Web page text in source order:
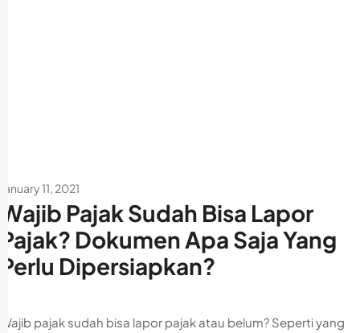
January 11, 2021
Wajib Pajak Sudah Bisa Lapor
Pajak? Dokumen Apa Saja Yang
Perlu Dipersiapkan?
Wajib pajak sudah bisa lapor pajak atau belum? Seperti yang